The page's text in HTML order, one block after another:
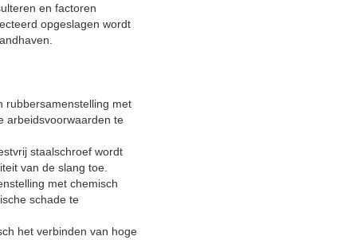
en factoren
opgeslagen wordt
rubbersamenstelling met
arbeidsvoorwaarden te
staalschroef wordt
van de slang toe.
met chemisch
schade te
het verbinden van hoge